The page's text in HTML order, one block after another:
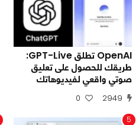
OpenAI تطلق GPT-Live:
طريقك للحصول على تعليق
صوتي واقعي لفيديوهاتك
2949
0
5